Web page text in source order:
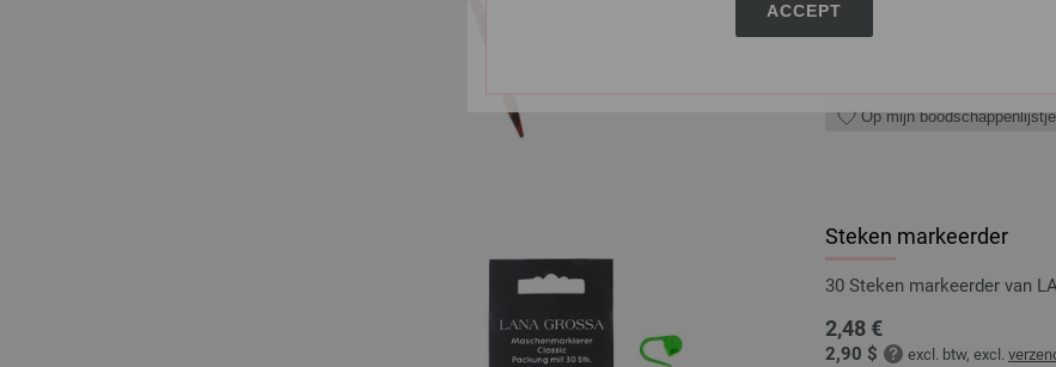
ACCEPT
IN
Op mijn boodschappenlijstje
Steken markeerder
30 Steken markeerder van
2,48 €
2,90 $ excl. btw, excl.